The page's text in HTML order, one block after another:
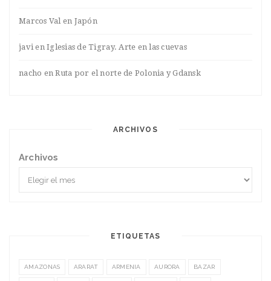
Marcos Valen Japón
javienIglesias de Tigray. Arte en las cuevas
nacho enRuta por el norte de Polonia y Gdansk
ARCHIVOS
Archivos
ETIQUETAS
AMAZONAS ARARAT ARMENIA AURORA BAZAR